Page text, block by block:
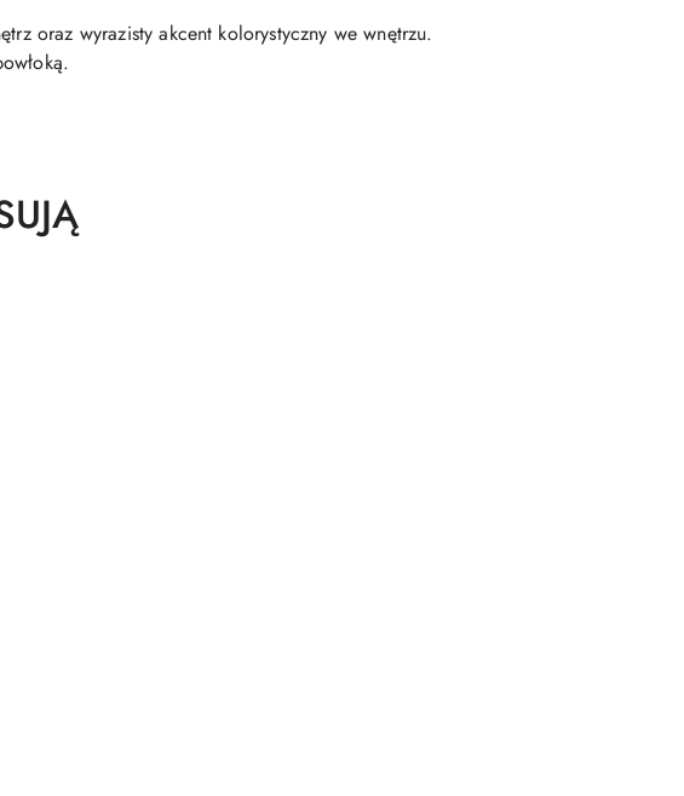
oraz wyrazisty akcent kolorystyczny we wnętrzu.